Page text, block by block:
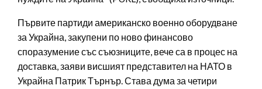
Първите партиди американско военно оборудване
за Украйна, закупени по ново финансово
споразумение със съюзниците, вече са в процес на
доставка, заяви висшият представител на НАТО в
Украйна Патрик Търнър. Става дума за четири